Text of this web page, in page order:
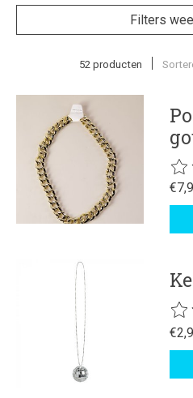
Filters
52 producten
De
De